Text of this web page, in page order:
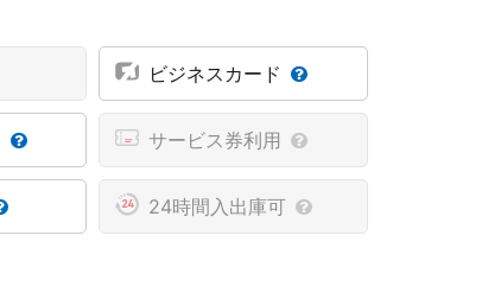
ビジネスカード
サービス券利用
24時間入出庫可